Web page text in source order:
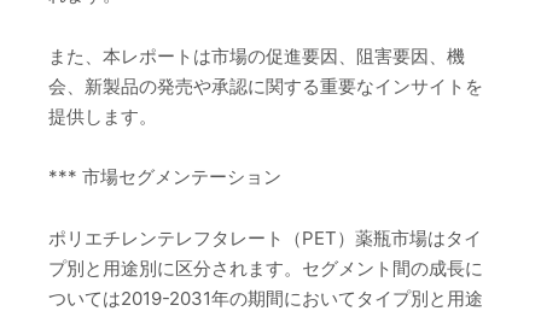
また、本レポートは市場の促進要因、阻害要因、機
会、新製品の発売や承認に関する重要なインサイトを
提供します。
*** 市場セグメンテーション
ポリエチレンテレフタレート（PET）薬瓶市場はタイ
プ別と用途別に区分されます。セグメント間の成長に
ついては2019-2031年の期間においてタイプ別と用途